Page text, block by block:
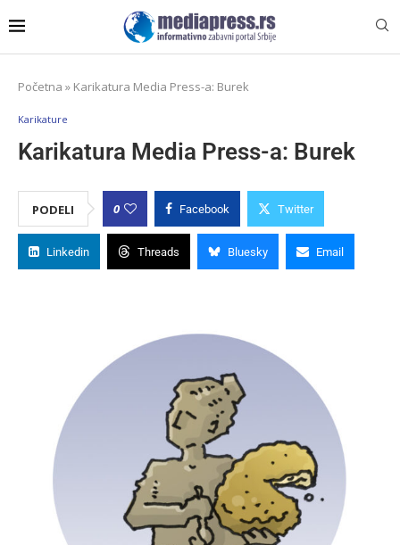
Početna » Karikatura Media Press-a: Burek
Karikature
Karikatura Media Press-a: Burek
PODELI 0 Facebook Twitter
Linkedin Threads Bluesky Email